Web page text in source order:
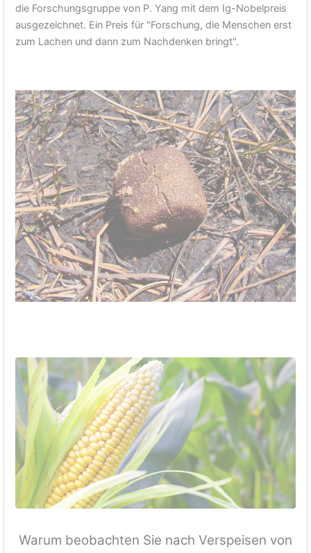
die Forschungsgruppe von P. Yang mit dem Ig-Nobelpreis
ausgezeichnet. Ein Preis für "Forschung, die Menschen erst
zum Lachen und dann zum Nachdenken bringt".
Warum beobachten Sie nach Verspeisen von